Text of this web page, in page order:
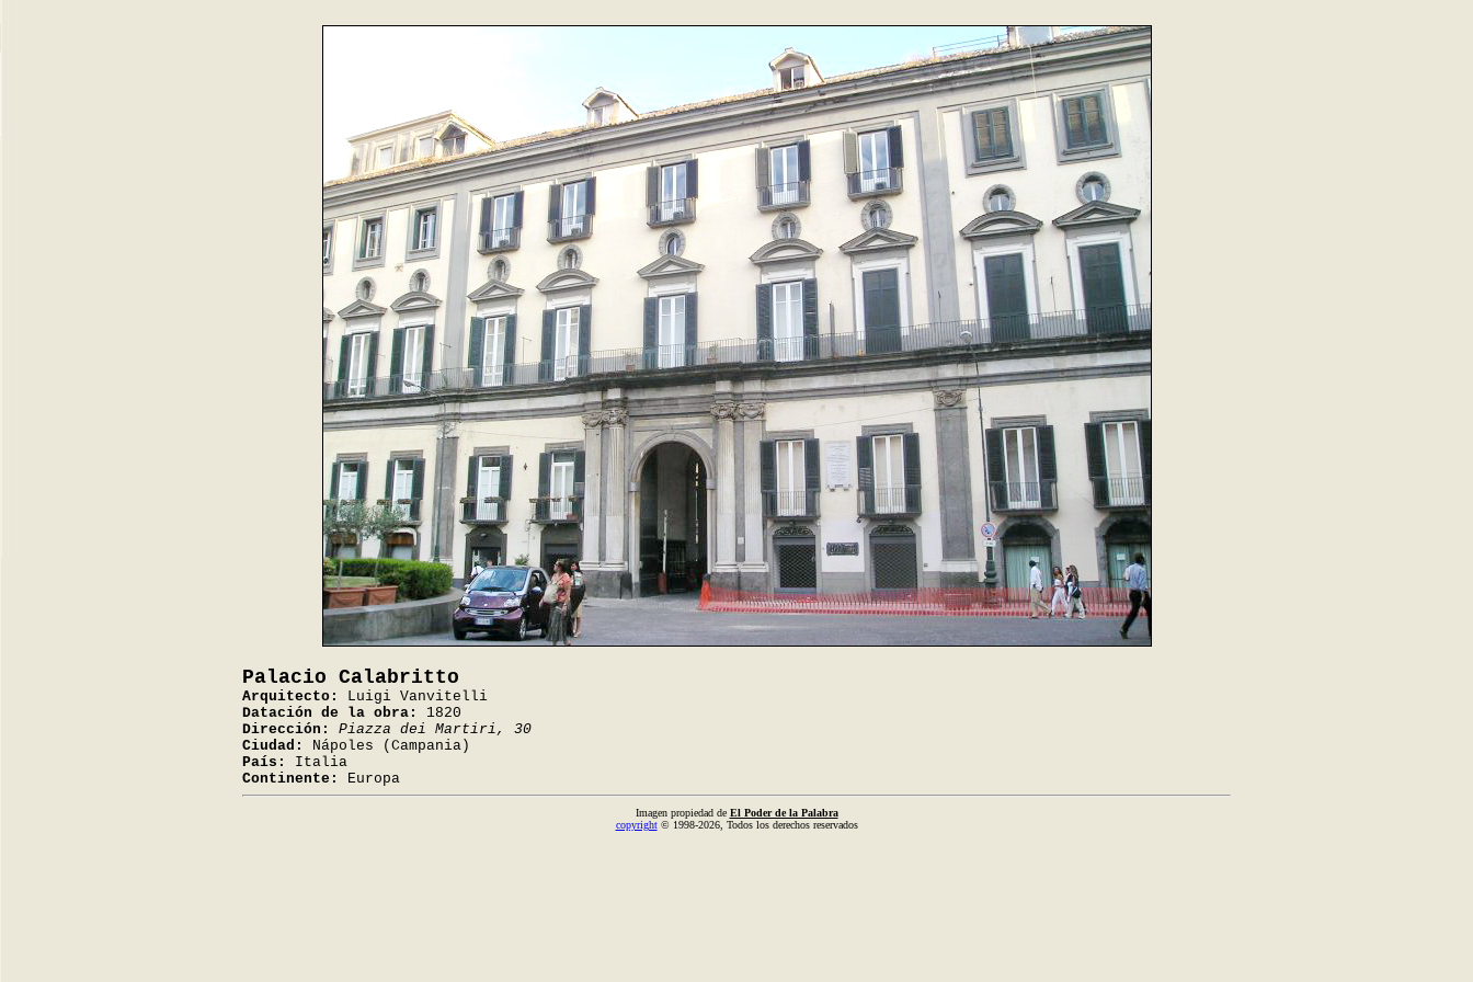
Palacio Calabritto
Arquitecto:
Luigi Vanvitelli
Datación de la obra:
1820
Dirección:
Piazza dei Martiri, 30
Ciudad:
Nápoles (Campania)
País:
Italia
Continente:
Europa
Imagen propiedad de El Poder de la Palabra
copyright© 1998-2026, Todos los derechos reservados